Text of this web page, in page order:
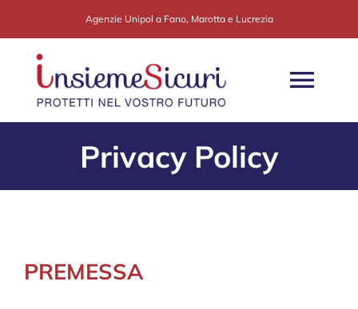
al
contenuto
Agenzie Unipol a Fano, Marotta e Lucrezia
Privacy Policy
PREMESSA